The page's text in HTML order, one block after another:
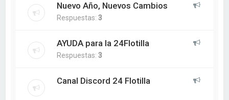
Nuevo Año, Nuevos Cambios
Respuestas:3
AYUDA para la 24Flotilla
Respuestas:3
Canal Discord 24 Flotilla